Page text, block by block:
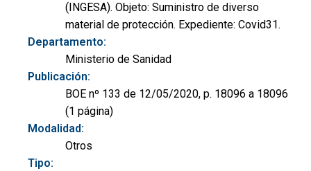
(INGESA). Objeto: Suministro de diverso
material de protección. Expediente: Covid31.
Departamento:
Ministerio de Sanidad
Publicación:
BOE nº 133 de 12/05/2020, p. 18096 a 18096
(1 página)
Modalidad:
Otros
Tipo: